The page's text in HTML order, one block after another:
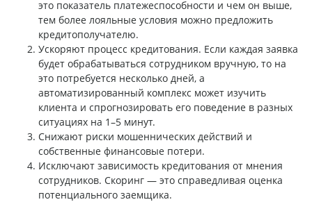
это показатель платежеспособности и чем он выше,
тем более лояльные условия можно предложить
кредитополучателю.
Ускоряют процесс кредитования. Если каждая заявка
будет обрабатываться сотрудником вручную, то на
это потребуется несколько дней, а
автоматизированный комплекс может изучить
клиента и спрогнозировать его поведение в разных
ситуациях на 1–5 минут.
Снижают риски мошеннических действий и
собственные финансовые потери.
Исключают зависимость кредитования от мнения
сотрудников. Скоринг — это справедливая оценка
потенциального заемщика.